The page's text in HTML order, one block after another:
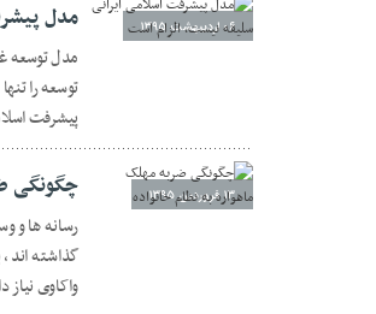
۰۶ اردیبهشت ۱۳۹۵ مدل
مدل توسعه
توسعه را
پیشرفت
۱۳ فروردین ۱۳۹۵ چگونگی
رسانه ها و
گذاشته
واکاوی نیاز